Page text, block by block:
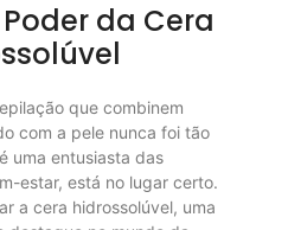
da Cera
que combinem
com a pele nunca foi tão
uma entusiasta das
estar, está no lugar certo.
a cera hidrossolúvel, uma